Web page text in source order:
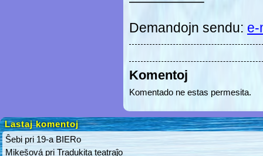
Demandojn sendu: e-
Komentoj
Komentado ne estas permesita.
Lastaj komentoj
Ŝebi pri 19-a BIERo
Mikešová pri Tradukita teatraĵo